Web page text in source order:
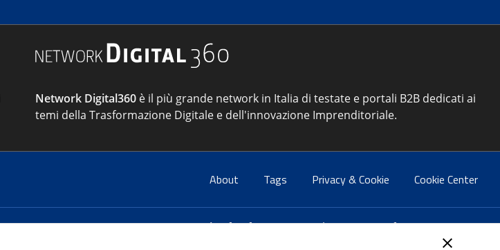
Network Digital360 è il più grande network in Italia di testate e portali B2B dedicati ai
temi della Trasformazione Digitale e dell'innovazione Imprenditoriale.
About Tags Privacy & Cookie Cookie Center
Contatti:info@forumpa.it- tel. 06 684251 - fax. 06 68425433